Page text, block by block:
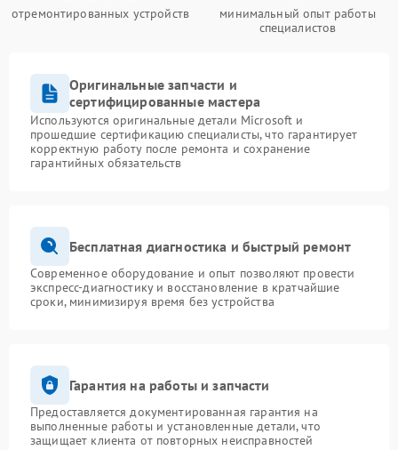
отремонтированных устройств
минимальный опыт работы
специалистов
Оригинальные запчасти и
сертифицированные мастера
Используются оригинальные детали Microsoft и
прошедшие сертификацию специалисты, что гарантирует
корректную работу после ремонта и сохранение
гарантийных обязательств
Бесплатная диагностика и быстрый ремонт
Современное оборудование и опыт позволяют провести
экспресс-диагностику и восстановление в кратчайшие
сроки, минимизируя время без устройства
Гарантия на работы и запчасти
Предоставляется документированная гарантия на
выполненные работы и установленные детали, что
защищает клиента от повторных неисправностей